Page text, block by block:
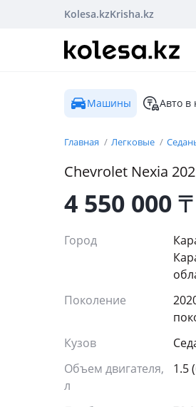
Kolesa.kzKrisha.kz
Машины Авто в
Главная Легковые
Chevrolet Nexia
4 550 000₸
Город
Поколение
Кузов
Объем двигателя,
л
1.5